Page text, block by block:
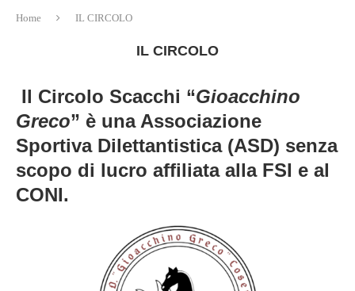
Home IL CIRCOLO
IL CIRCOLO
Il Circolo Scacchi “Gioacchino
Greco” è una Associazione
Sportiva Dilettantistica (ASD) senza
scopo di lucro affiliata alla FSI e al
CONI.